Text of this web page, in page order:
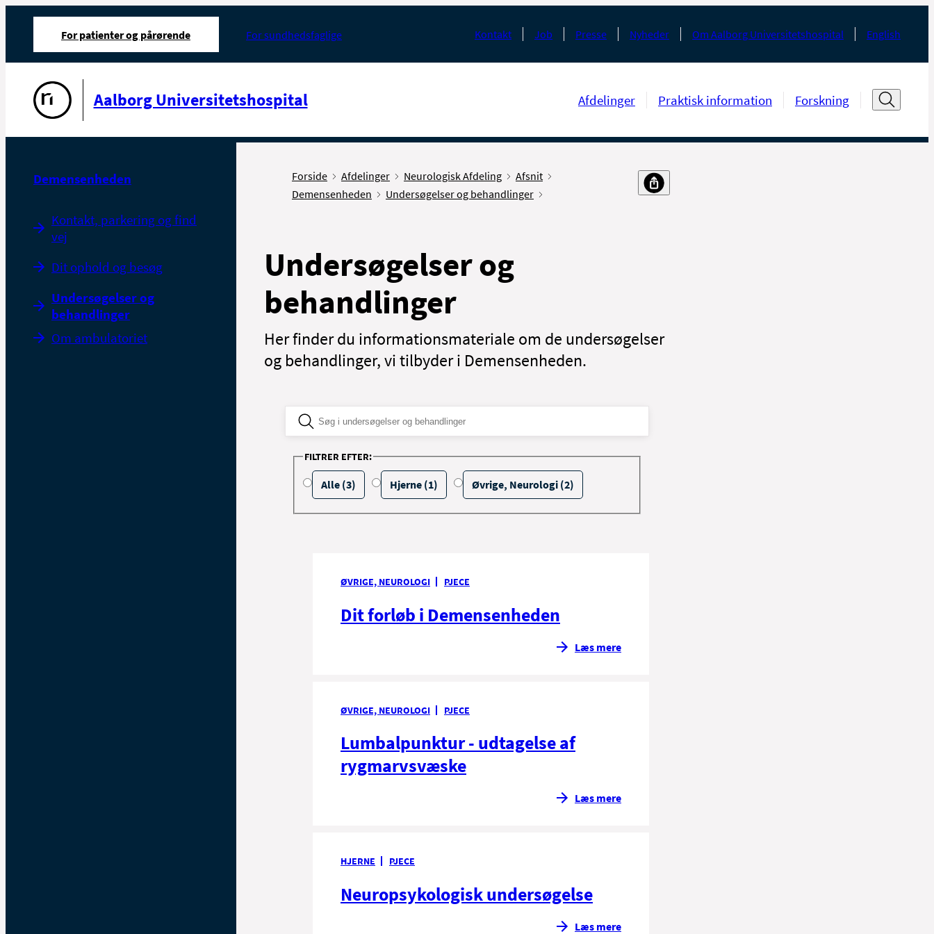
For patienter og pårørende For sundhedsfaglige Kontakt Job Presse Nyheder Om Aalborg Universitetshospital English
Aalborg Universitetshospital Afdelinger Praktisk information Forskning
Demensenheden
Kontakt, parkering og find
vej
Dit ophold og besøg
Undersøgelser og
behandlinger
Om ambulatoriet
Forside Afdelinger Neurologisk Afdeling
Afsnit
Demensenheden
Undersøgelser og behandlinger
Undersøgelser og
behandlinger
Her finder du informationsmateriale om de undersøgelser
og behandlinger, vi tilbyder i Demensenheden.
FILTRER EFTER:
Alle (3) Hjerne (1) Øvrige, Neurologi (2)
ØVRIGE, NEUROLOGI PJECE
Dit forløb i Demensenheden
Læs mere
ØVRIGE, NEUROLOGI PJECE
Lumbalpunktur - udtagelse af
rygmarvsvæske
Læs mere
HJERNE PJECE
Neuropsykologisk undersøgelse
Læs mere